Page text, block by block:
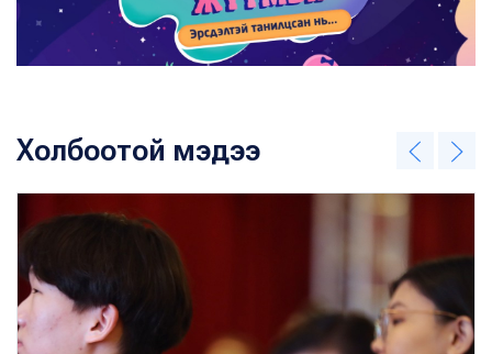
Холбоотой мэдээ